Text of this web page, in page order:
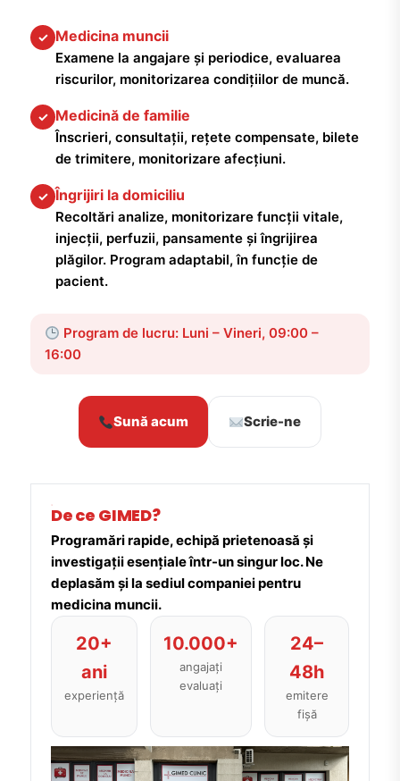
✓ Medicina muncii
Examene la angajare și periodice, evaluarea
riscurilor, monitorizarea condițiilor de muncă.
✓ Medicină de familie
Înscrieri, consultații, rețete compensate, bilete
de trimitere, monitorizare afecțiuni.
✓ Îngrijiri la domiciliu
Recoltări analize, monitorizare funcții vitale,
injecții, perfuzii, pansamente și îngrijirea
plăgilor. Program adaptabil, în funcție de
pacient.
Program de lucru: Luni – Vineri, 09:00 –
16:00
Sună acum Scrie-ne
De ce GIMED?
Programări rapide, echipă prietenoasă și
investigații esențiale într-un singur loc. Ne
deplasăm și la sediul companiei pentru
medicina muncii.
20+
ani
experiență
10.000+
angajați
evaluați
24–
48h
emitere
fișă